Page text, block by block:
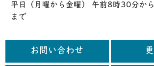
平日（月曜から金曜） 午前8時30分か
まで
お問い合わせ